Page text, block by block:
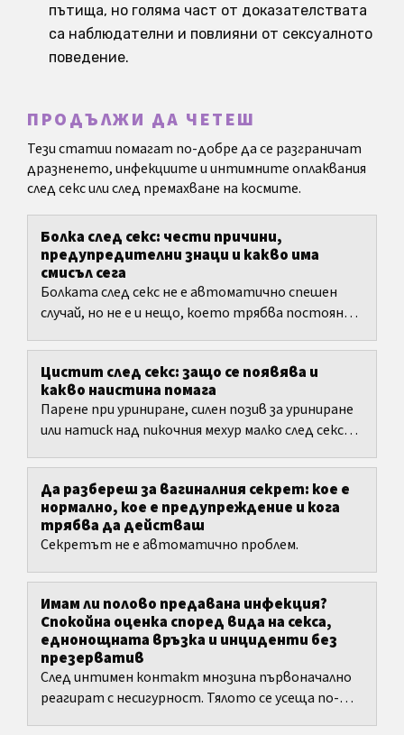
пътища, но голяма част от доказателствата
са наблюдателни и повлияни от сексуалното
поведение.
ПРОДЪЛЖИ ДА ЧЕТЕШ
Тези статии помагат по-добре да се разграничат
дразненето, инфекциите и интимните оплаквания
след секс или след премахване на космите.
Болка след секс: чести причини,
предупредителни знаци и какво има
смисъл сега
Болката след секс не е автоматично спешен
случай, но не е и нещо, което трябва постоянно
Цистит след секс: защо се появява и
какво наистина помага
Парене при уриниране, силен позив за уриниране
или натиск над пикочния мехур малко след секс
Да разбереш за вагиналния секрет: кое е
нормално, кое е предупреждение и кога
трябва да действaш
Секретът не е автоматично проблем.
Имам ли полово предавана инфекция?
Спокойна оценка според вида на секса,
еднонощната връзка и инциденти без
презерватив
След интимен контакт мнозина първоначално
реагират с несигурност. Тялото се усеща по-